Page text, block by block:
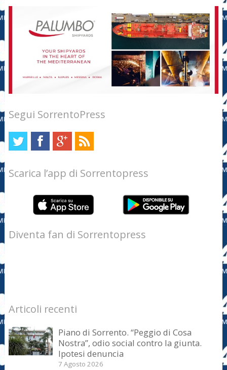
Segui SorrentoPress
Scarica l’app di Sorrentopress
Diventa fan di Sorrentopress
Articoli recenti
Piano di Sorrento. “Peggio di Cosa
Nostra”, odio social contro la giunta.
Ipotesi denuncia
7 Agosto 2026